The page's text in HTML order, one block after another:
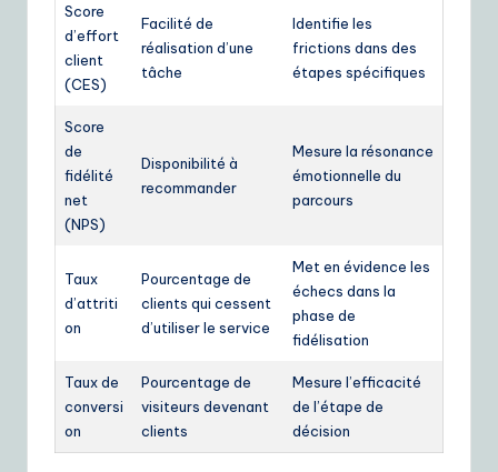
Score
d’effort
client
(CES)
Facilité de
réalisation d’une
tâche
Identifie les
frictions dans des
étapes spécifiques
Score
de
fidélité
net
(NPS)
Disponibilité à
recommander
Mesure la résonance
émotionnelle du
parcours
Taux
d’attriti
on
Pourcentage de
clients qui cessent
d’utiliser le service
Met en évidence les
échecs dans la
phase de
fidélisation
Taux de
conversi
on
Pourcentage de
visiteurs devenant
clients
Mesure l’efficacité
de l’étape de
décision